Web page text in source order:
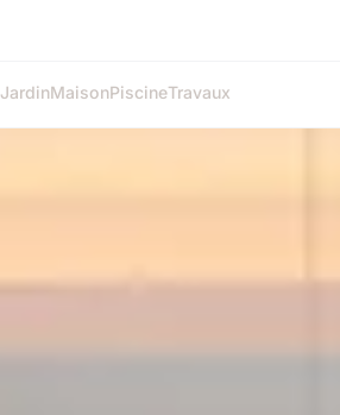
JardinMaisonPiscineTravaux